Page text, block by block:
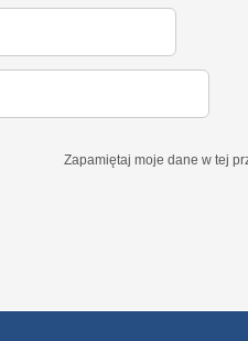
Zapamiętaj moje dane w tej